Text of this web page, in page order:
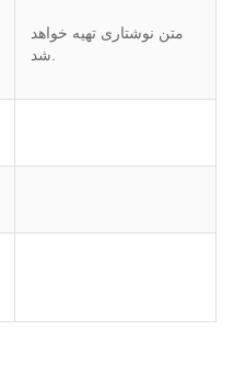
متن نوشتاری تهیه خواهد